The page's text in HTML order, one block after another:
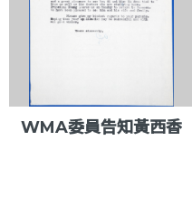
WMA委員告知黃西香